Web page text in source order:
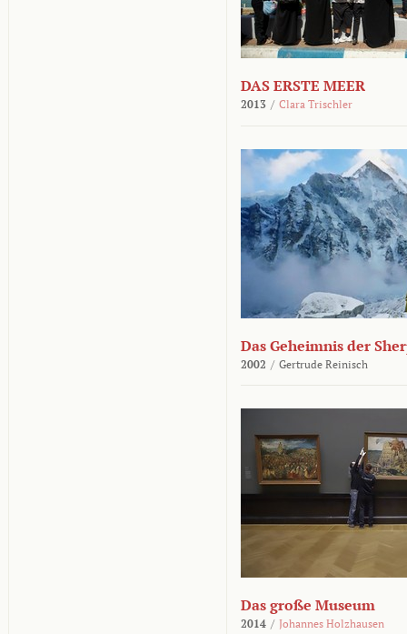
DAS ERSTE MEER
2013 / Clara Trischler
Das Geheimnis der
2002 / Gertrude Reinisch
Das große Museum
2014 / Johannes Holzhausen